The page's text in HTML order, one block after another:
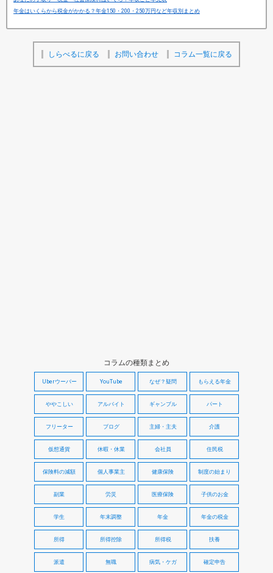
年金はいくらから税金がかかる？年金150・200・250万円など年収別まとめ
しらべるに戻る お問い合わせ コラム一覧に戻る
コラムの種類まとめ
Uberウーバー YouTube なぜ？疑問 もらえる年金
ややこしい アルバイト ギャンブル パート
フリーター ブログ 主婦・主夫 介護
仮想通貨 休暇・休業 会社員 住民税
保険料の減額 個人事業主 健康保険 制度の始まり
副業 労災 医療保険 子供のお金
学生 年末調整 年金 年金の税金
所得 所得控除 所得税 扶養
派遣 無職 病気・ケガ 確定申告